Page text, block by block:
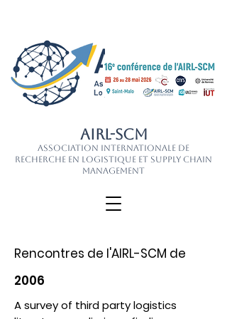
AIRL-SCM
Association Internationale de
Recherche en Logistique et Supply Chain
Management
Rencontres de l'AIRL-SCM de
2006
A survey of third party logistics